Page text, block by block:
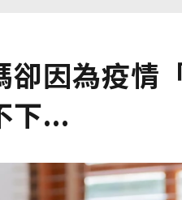
卻因為疫情
下...